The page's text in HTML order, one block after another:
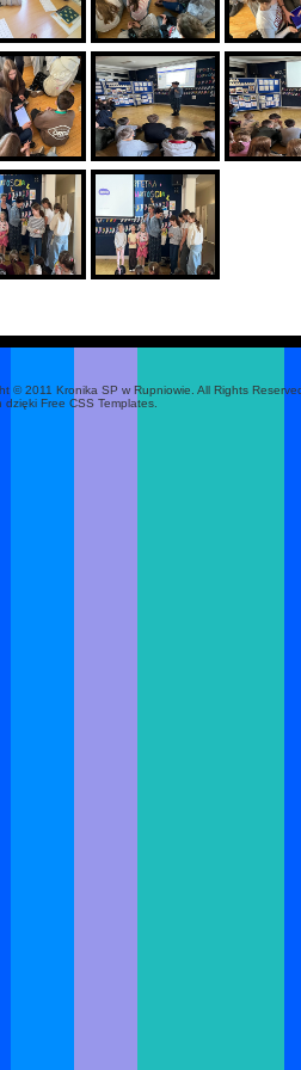
© 2011 Kronika SP w Rupniowie. All Rights
dzięki Free CSS Templates.